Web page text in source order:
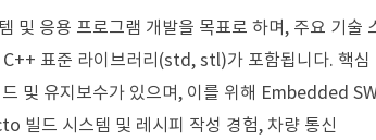
및 응용 프로그램 개발을 목표로 하며, 주요 기술
표준 라이브러리(std, stl)가 포함됩니다. 핵심
및 유지보수가 있으며, 이를 위해 Embedded
빌드 시스템 및 레시피 작성 경험, 차량 통신